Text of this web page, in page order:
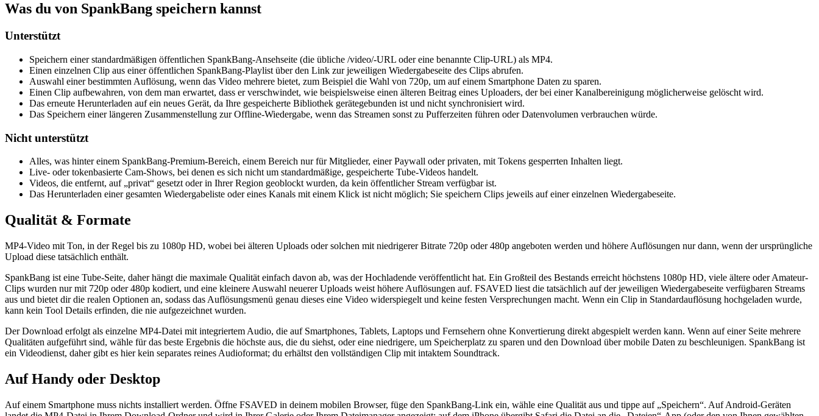
Was du von SpankBang speichern kannst
Unterstützt
Speichern einer standardmäßigen öffentlichen SpankBang-Ansehseite (die übliche /video/-URL oder eine benannte Clip-URL) als MP4.
Einen einzelnen Clip aus einer öffentlichen SpankBang-Playlist über den Link zur jeweiligen Wiedergabeseite des Clips abrufen.
Auswahl einer bestimmten Auflösung, wenn das Video mehrere bietet, zum Beispiel die Wahl von 720p, um auf einem Smartphone Daten zu sparen.
Einen Clip aufbewahren, von dem man erwartet, dass er verschwindet, wie beispielsweise einen älteren Beitrag eines Uploaders, der bei einer Kanalbereinigung möglicherweise gelöscht wird.
Das erneute Herunterladen auf ein neues Gerät, da Ihre gespeicherte Bibliothek gerätegebunden ist und nicht synchronisiert wird.
Das Speichern einer längeren Zusammenstellung zur Offline-Wiedergabe, wenn das Streamen sonst zu Pufferzeiten führen oder Datenvolumen verbrauchen würde.
Nicht unterstützt
Alles, was hinter einem SpankBang-Premium-Bereich, einem Bereich nur für Mitglieder, einer Paywall oder privaten, mit Tokens gesperrten Inhalten liegt.
Live- oder tokenbasierte Cam-Shows, bei denen es sich nicht um standardmäßige, gespeicherte Tube-Videos handelt.
Videos, die entfernt, auf „privat“ gesetzt oder in Ihrer Region geoblockt wurden, da kein öffentlicher Stream verfügbar ist.
Das Herunterladen einer gesamten Wiedergabeliste oder eines Kanals mit einem Klick ist nicht möglich; Sie speichern Clips jeweils auf einer einzelnen Wiedergabeseite.
Qualität & Formate
MP4-Video mit Ton, in der Regel bis zu 1080p HD, wobei bei älteren Uploads oder solchen mit niedrigerer Bitrate 720p oder 480p angeboten werden und höhere Auflösungen nur dann, wenn der ursprüngliche
Upload diese tatsächlich enthält.
SpankBang ist eine Tube-Seite, daher hängt die maximale Qualität einfach davon ab, was der Hochladende veröffentlicht hat. Ein Großteil des Bestands erreicht höchstens 1080p HD, viele ältere oder Amateur-
Clips wurden nur mit 720p oder 480p kodiert, und eine kleinere Auswahl neuerer Uploads weist höhere Auflösungen auf. FSAVED liest die tatsächlich auf der jeweiligen Wiedergabeseite verfügbaren Streams
aus und bietet dir die realen Optionen an, sodass das Auflösungsmenü genau dieses eine Video widerspiegelt und keine festen Versprechungen macht. Wenn ein Clip in Standardauflösung hochgeladen wurde,
kann kein Tool Details erfinden, die nie aufgezeichnet wurden.
Der Download erfolgt als einzelne MP4-Datei mit integriertem Audio, die auf Smartphones, Tablets, Laptops und Fernsehern ohne Konvertierung direkt abgespielt werden kann. Wenn auf einer Seite mehrere
Qualitäten aufgeführt sind, wähle für das beste Ergebnis die höchste aus, die du siehst, oder eine niedrigere, um Speicherplatz zu sparen und den Download über mobile Daten zu beschleunigen. SpankBang ist
ein Videodienst, daher gibt es hier kein separates reines Audioformat; du erhältst den vollständigen Clip mit intaktem Soundtrack.
Auf Handy oder Desktop
Auf einem Smartphone muss nichts installiert werden. Öffne FSAVED in deinem mobilen Browser, füge den SpankBang-Link ein, wähle eine Qualität aus und tippe auf „Speichern“. Auf Android-Geräten